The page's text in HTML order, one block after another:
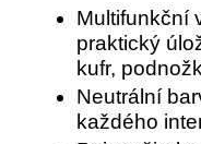
Multifunkční
praktický
kufr,
Neutrální
každého